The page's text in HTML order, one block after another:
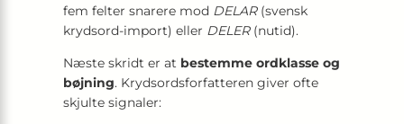
fem felter snarere mod DELAR(svensk
kryds­ord­-import) eller DELER(nutid).
Næste skridt er at bestemme ordklasse og
bøjning. Krydsordsforfatteren giver ofte
skjulte signaler: